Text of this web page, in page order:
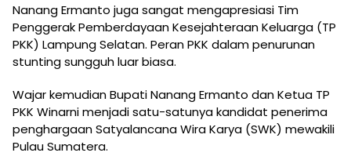
Nanang Ermanto juga sangat mengapresiasi Tim
Penggerak Pemberdayaan Kesejahteraan Keluarga (TP
PKK) Lampung Selatan. Peran PKK dalam penurunan
stunting sungguh luar biasa.
Wajar kemudian Bupati Nanang Ermanto dan Ketua TP
PKK Winarni menjadi satu-satunya kandidat penerima
penghargaan Satyalancana Wira Karya (SWK) mewakili
Pulau Sumatera.